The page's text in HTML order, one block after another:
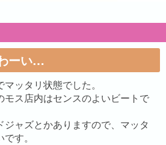
ーい…
ッタリ状態でした。
モス店内はセンスのよいビートで
ジャズとかありますので、マッタ
す。